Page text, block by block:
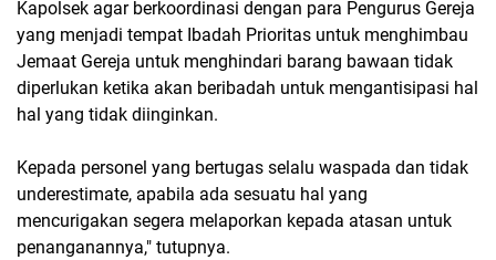
Kapolsek agar berkoordinasi dengan para Pengurus Gereja
yang menjadi tempat Ibadah Prioritas untuk menghimbau
Jemaat Gereja untuk menghindari barang bawaan tidak
diperlukan ketika akan beribadah untuk mengantisipasi hal
hal yang tidak diinginkan.
Kepada personel yang bertugas selalu waspada dan tidak
underestimate, apabila ada sesuatu hal yang
mencurigakan segera melaporkan kepada atasan untuk
penanganannya," tutupnya.